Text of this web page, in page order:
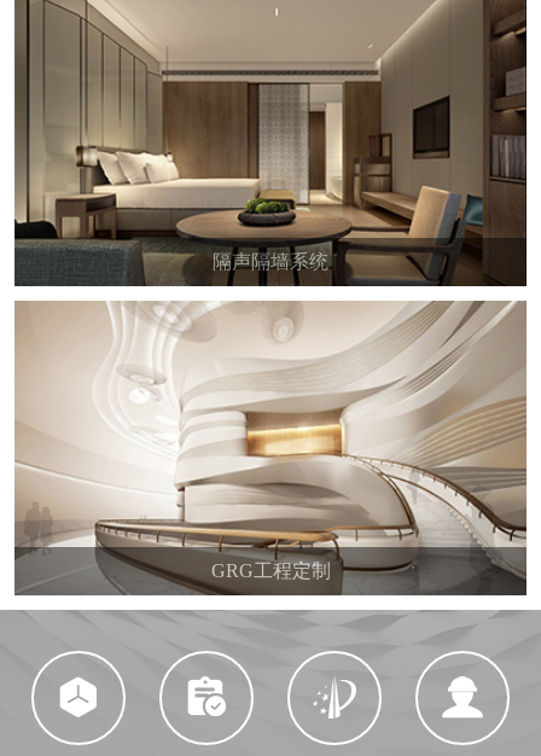
隔声隔墙系统
GRG工程定制